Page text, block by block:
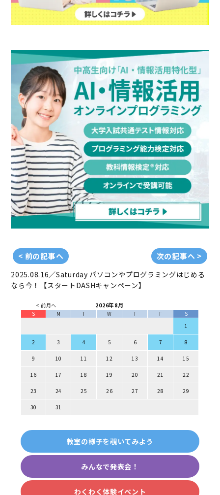
< 前の記事へ 次の記事へ >
2025.08.16／Saturday パソコンやプログラミングはじめる
なら今！【スタートDASHキャンペーン】
< 前月へ 2026年8月
S M T W T F
S
1
2 3 4 5 6 7 8
9 10 11 12 13 14 15
16 17 18 19 20 21 22
23 24 25 26 27 28 29
30 31
教室の様子を覗いてみよう
みんなで発表会！
わくわく体験イベント